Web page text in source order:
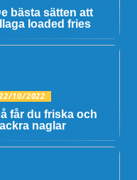
bästa sätten att
loaded fries
10/2022
får du friska och
naglar